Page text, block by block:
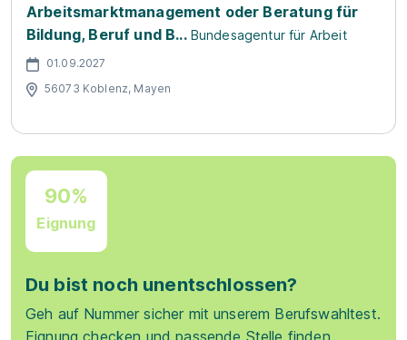
Arbeitsmarktmanagement oder Beratung für
Bildung, Beruf und B... Bundesagentur für Arbeit
01.09.2027
56073 Koblenz, Mayen
90%
Eignung
Du bist noch unentschlossen?
Geh auf Nummer sicher mit unserem Berufswahltest.
Eignung checken und passende Stelle finden.